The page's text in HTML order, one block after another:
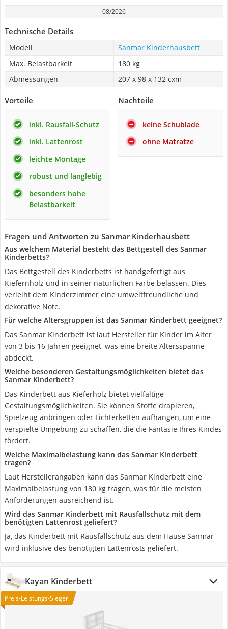
08/2026
Technische Details
Modell
Sanmar Kinderhausbett
Max. Belastbarkeit
180 kg
Abmessungen
207 x 98 x 132 cxm
Vorteile
inkl. Rausfall-Schutz
inkl. Lattenrost
leichte Montage
robust und langlebig
besonders hohe
Belastbarkeit
Nachteile
keine Schublade
ohne Matratze
Fragen und Antworten zu Sanmar Kinderhausbett
Aus welchem Material besteht das Bettgestell des Sanmar
Kinderbetts?
Das Bettgestell des Kinderbetts ist handgefertigt aus
Kiefernholz und in seiner natürlichen Farbe belassen. Dies
verleiht dem Kinderzimmer eine umweltfreundliche und
dekorative Note.
Für welche Altersgruppen ist das Sanmar Kinderbett geeignet?
Das Sanmar Kinderbett ist laut Hersteller für Kinder im Alter
von 3 bis 16 Jahren geeignet, was eine breite Altersspanne
abdeckt.
Welche besonderen Gestaltungsmöglichkeiten bietet das
Sanmar Kinderbett?
Das Kinderbett aus Kieferholz bietet vielfältige
Gestaltungsmöglichkeiten. Sie können Stoffe drapieren,
Spielzeug anbringen oder Lichterketten aufhängen, um eine
verspielte Umgebung zu schaffen, die die Fantasie Ihres Kindes
fördert.
Welche Maximalbelastung kann das Sanmar Kinderbett
tragen?
Laut Herstellerangaben kann das Sanmar Kinderbett eine
Maximalbelastung von 180 kg tragen, was für die meisten
Anforderungen ausreichend ist.
Wird das Sanmar Kinderbett mit Rausfallschutz mit dem
benötigten Lattenrost geliefert?
Ja, das Kinderbett mit Rausfallschutz aus dem Hause Sanmar
wird inklusive des benötigten Lattenrosts geliefert.
Kayan Kinderbett
Preis-Leistungs-Sieger